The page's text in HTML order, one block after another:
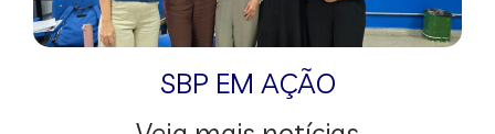
SBP EM AÇÃO